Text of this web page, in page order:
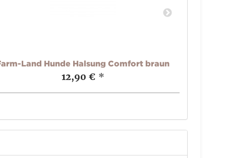
Land Hunde Halsung Comfort braun
12,90 € *